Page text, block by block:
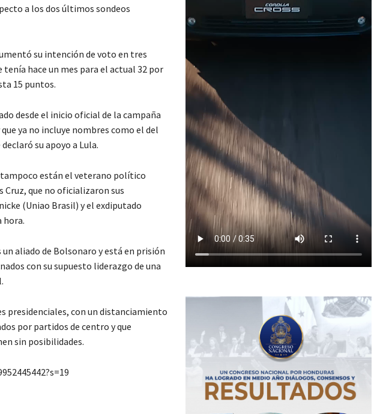
a los dos últimos sondeos
su intención de voto en tres
hace un mes para el actual 32 por
15 puntos.
desde el inicio oficial de la campaña
ya no incluye nombres como el del
su apoyo a Lula.
están el veterano político
Cruz, que no oficializaron sus
(Uniao Brasil) y el exdiputado
hora.
aliado de Bolsonaro y está en prisión
con su supuesto liderazgo de una
presidenciales, con un distanciamiento
por partidos de centro y que
sin posibilidades.